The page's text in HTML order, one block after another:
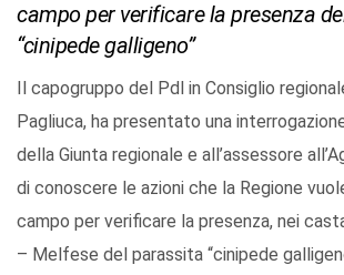
campo per verificare la presenza
“cinipede galligeno”
Il capogruppo del Pdl in Consiglio
Pagliuca, ha presentato una
della Giunta regionale e all’assessore
di conoscere le azioni che la Regione
campo per verificare la presenza, nei
– Melfese del parassita “cinipede